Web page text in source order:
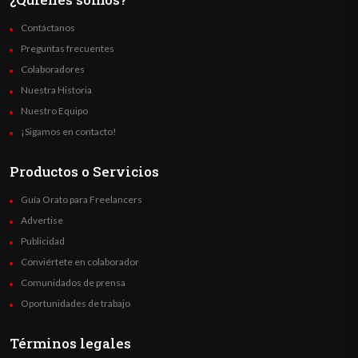
Contáctanos
Preguntas frecuentes
Colaboradores
Nuestra Historia
Nuestro Equipo
¡Sigamos en contacto!
Productos o Servicios
Guía Orato para Freelancers
Advertise
Publicidad
Conviértete en colaborador
Comunidados de prensa
Oportunidades de trabajo
Términos legales